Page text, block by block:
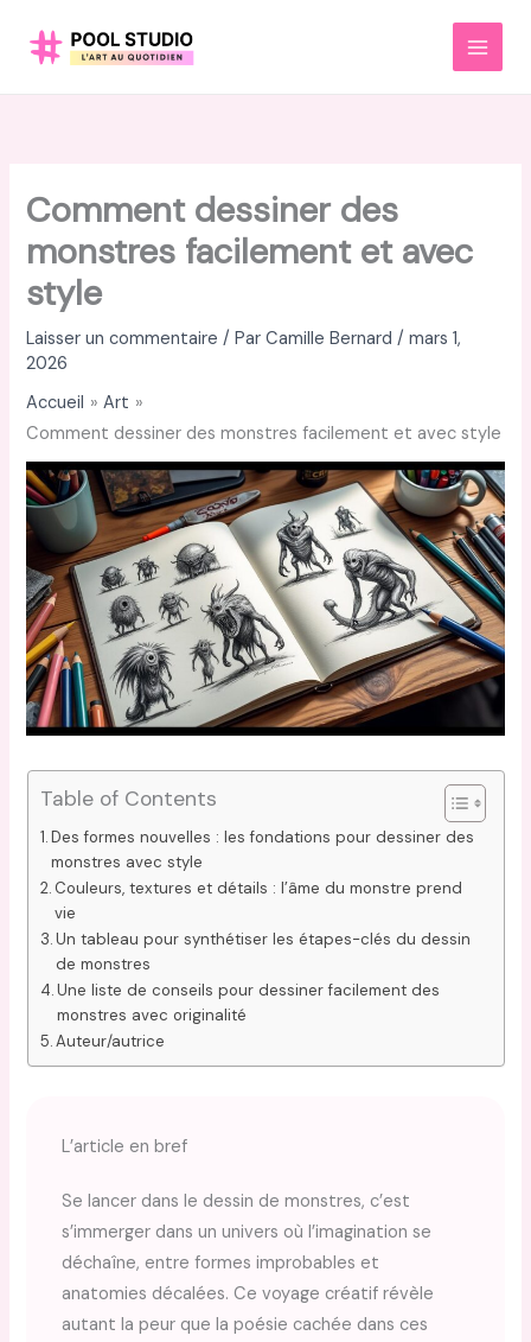
MAIN
Comment dessiner des
monstres facilement et avec
style
Laisser un commentaire / ParCamille Bernard/mars 1,
2026
Accueil
Art
Comment dessiner des monstres facilement et avec style
Table of Contents
Des formes nouvelles : les fondations pour dessiner des
monstres avec style
Couleurs, textures et détails : l’âme du monstre prend
vie
Un tableau pour synthétiser les étapes-clés du dessin
de monstres
Une liste de conseils pour dessiner facilement des
monstres avec originalité
Auteur/autrice
L’article en bref
Se lancer dans le dessin de monstres, c’est
s’immerger dans un univers où l’imagination se
déchaîne, entre formes improbables et
anatomies décalées. Ce voyage créatif révèle
autant la peur que la poésie cachée dans ces